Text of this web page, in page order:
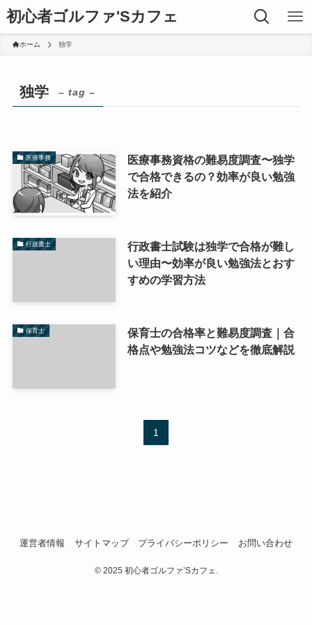
初心者ゴルファ'Sカフェ
ホーム 独学
独学 – tag –
医療事務
医療事務資格の難易度調査〜独学
で合格できるの？効率が良い勉強
法を紹介
行政書士
行政書士試験は独学で合格が難し
い理由〜効率が良い勉強法とおす
すめの学習方法
保育士
保育士の合格率と難易度調査｜合
格点や勉強法コツなどを徹底解説
1
運営者情報 サイトマップ プライバシーポリシー お問い合わせ
©2025 初心者ゴルファ’Sカフェ.